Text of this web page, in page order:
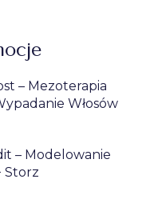
– Mezoterapia
Włosów
– Modelowanie
Storz